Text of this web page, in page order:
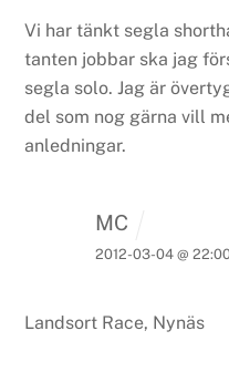
Vi har tänkt segla
tanten jobbar ska jag
segla solo. Jag är
del som nog gärna vill
anledningar.
MC
2012-03-04 @
Landsort Race, Nynäs